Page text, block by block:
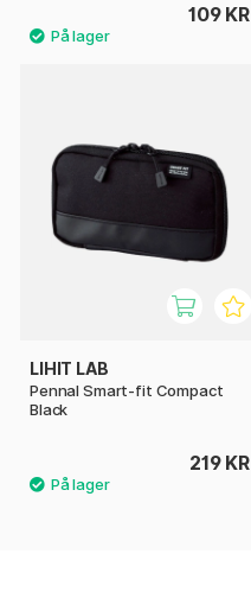
109 KR
LIHIT LAB
Pennal Smart-fit Compact
Black
219 KR